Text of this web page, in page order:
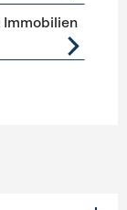
Immobilien